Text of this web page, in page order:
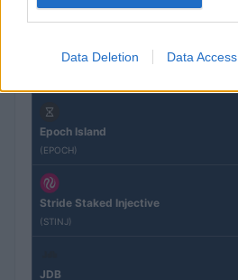
Data Deletion Data Access
(PAXG)
Kinza Babylon Staked BTC
Epoch Island
(EPOCH)
Stride Staked Injective
(STINJ)
JDB